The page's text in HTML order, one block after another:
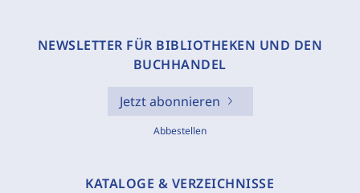
NEWSLETTER FÜR BIBLIOTHEKEN UND DEN
BUCHHANDEL
Jetzt abonnieren
Abbestellen
KATALOGE & VERZEICHNISSE